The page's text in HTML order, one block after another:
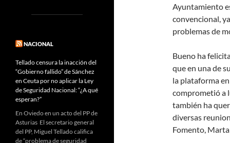
Ayuntamiento
convencional,
problemas de
Bueno ha
que en una de
la plataforma
comprometió a
también ha
diversas
Fomento,
NACIONAL
Tellado censura la inacción del
“Gobierno fallido” de Sánchez
en Ceuta por no aplicar la Ley
de Seguridad Nacional: “¿A qué
esperan?”
En Oviedo en un acto del PP de
Asturias El secretario general
del PP, Miguel Tellado califica
de “problema de seguridad